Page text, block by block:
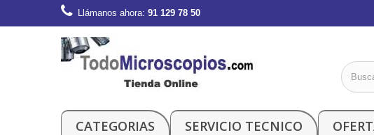
Llámanos ahora: 91 129 78 50
CATEGORIAS SERVICIO TECNICO